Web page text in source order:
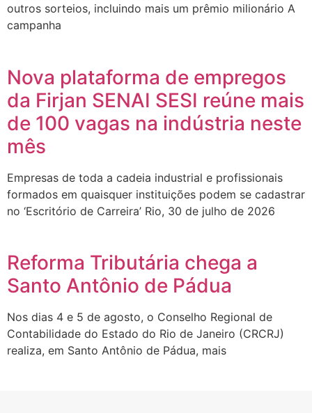
outros sorteios, incluindo mais um prêmio milionário A
campanha
Nova plataforma de empregos
da Firjan SENAI SESI reúne mais
de 100 vagas na indústria neste
mês
Empresas de toda a cadeia industrial e profissionais
formados em quaisquer instituições podem se cadastrar
no ‘Escritório de Carreira’ Rio, 30 de julho de 2026
Reforma Tributária chega a
Santo Antônio de Pádua
Nos dias 4 e 5 de agosto, o Conselho Regional de
Contabilidade do Estado do Rio de Janeiro (CRCRJ)
realiza, em Santo Antônio de Pádua, mais